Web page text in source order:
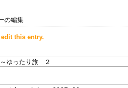
の編集
edit this entry.